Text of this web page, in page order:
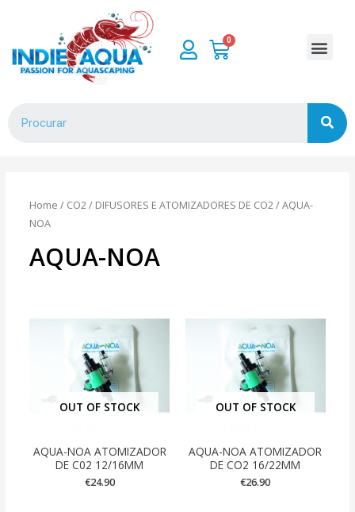
Home / CO2/ DIFUSORES E ATOMIZADORES DE CO2/ AQUA-
NOA
AQUA-NOA
OUT OF STOCK
AQUA-NOA ATOMIZADOR
DE C02 12/16MM
€24.90
OUT OF STOCK
AQUA-NOA ATOMIZADOR
DE CO2 16/22MM
€26.90